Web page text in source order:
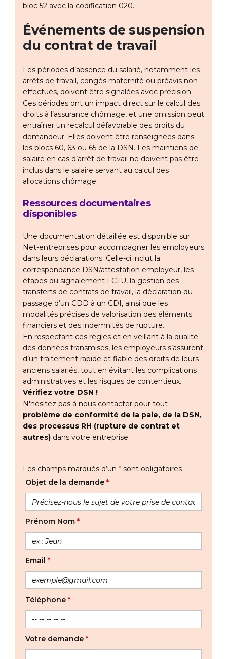
bloc 52 avec la codification 020.
Événements de suspension
du contrat de travail
Les périodes d’absence du salarié, notamment les
arrêts de travail, congés maternité ou préavis non
effectués, doivent être signalées avec précision.
Ces périodes ont un impact direct sur le calcul des
droits à l’assurance chômage, et une omission peut
entraîner un recalcul défavorable des droits du
demandeur. Elles doivent être renseignées dans
les blocs 60, 63 ou 65 de la DSN. Les maintiens de
salaire en cas d’arrêt de travail ne doivent pas être
inclus dans le salaire servant au calcul des
allocations chômage.
Ressources documentaires
disponibles
Une documentation détaillée est disponible sur
Net-entreprises pour accompagner les employeurs
dans leurs déclarations. Celle-ci inclut la
correspondance DSN/attestation employeur, les
étapes du signalement FCTU, la gestion des
transferts de contrats de travail, la déclaration du
passage d’un CDD à un CDI, ainsi que les
modalités précises de valorisation des éléments
financiers et des indemnités de rupture.
En respectant ces règles et en veillant à la qualité
des données transmises, les employeurs s’assurent
d’un traitement rapide et fiable des droits de leurs
anciens salariés, tout en évitant les complications
administratives et les risques de contentieux.
Vérifiez votre DSN !
N'hésitez pas à nous contacter pour tout
problème de conformité de la paie, de la DSN,
des processus RH (rupture de contrat et
autres) dans votre entreprise
Les champs marqués d’un * sont obligatoires
Objet de la demande *
Prénom Nom *
Email *
Téléphone *
Votre demande *